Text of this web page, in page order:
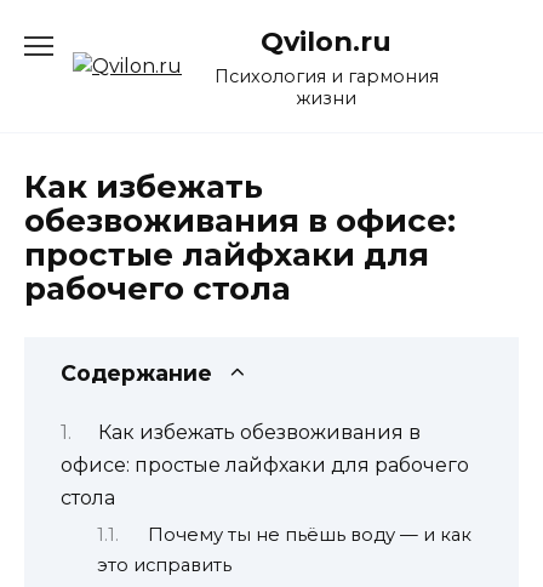
содержанию
Qvilon.ru
Психология и гармония
жизни
Как избежать
обезвоживания в офисе:
простые лайфхаки для
рабочего стола
Содержание
Как избежать обезвоживания в
офисе: простые лайфхаки для рабочего
стола
Почему ты не пьёшь воду — и как
это исправить